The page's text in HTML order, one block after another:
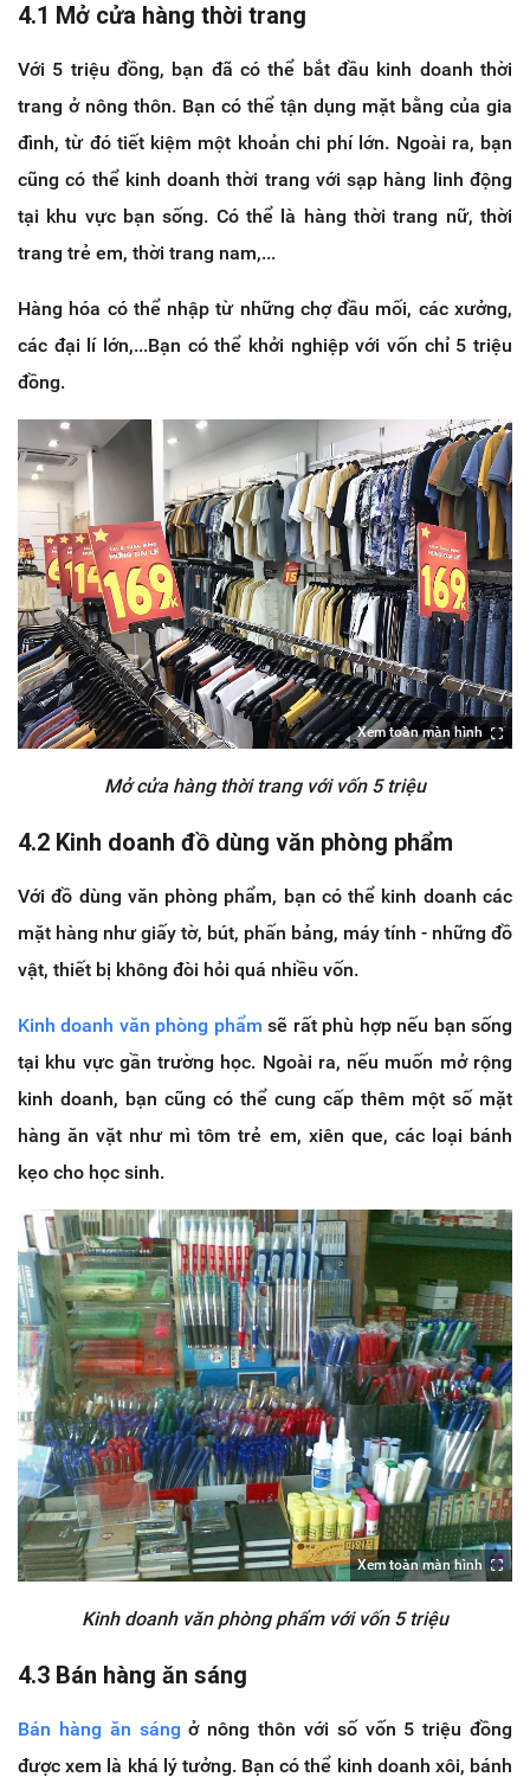
4.1 Mở cửa hàng thời trang
Với 5 triệu đồng, bạn đã có thể bắt đầu kinh doanh thời
trang ở nông thôn. Bạn có thể tận dụng mặt bằng của gia
đình, từ đó tiết kiệm một khoản chi phí lớn. Ngoài ra, bạn
cũng có thể kinh doanh thời trang với sạp hàng linh động
tại khu vực bạn sống. Có thể là hàng thời trang nữ, thời
trang trẻ em, thời trang nam,...
Hàng hóa có thể nhập từ những chợ đầu mối, các xưởng,
các đại lí lớn,...Bạn có thể khởi nghiệp với vốn chỉ 5 triệu
đồng.
Xem toàn màn hình
Mở cửa hàng thời trang với vốn 5 triệu
4.2 Kinh doanh đồ dùng văn phòng phẩm
Với đồ dùng văn phòng phẩm, bạn có thể kinh doanh các
mặt hàng như giấy tờ, bút, phấn bảng, máy tính - những đồ
vật, thiết bị không đòi hỏi quá nhiều vốn.
Kinh doanh văn phòng phẩm sẽ rất phù hợp nếu bạn sống
tại khu vực gần trường học. Ngoài ra, nếu muốn mở rộng
kinh doanh, bạn cũng có thể cung cấp thêm một số mặt
hàng ăn vặt như mì tôm trẻ em, xiên que, các loại bánh
kẹo cho học sinh.
Xem toàn màn hình
Kinh doanh văn phòng phẩm với vốn 5 triệu
4.3 Bán hàng ăn sáng
Bán hàng ăn sáng ở nông thôn với số vốn 5 triệu đồng
được xem là khá lý tưởng. Bạn có thể kinh doanh xôi, bánh